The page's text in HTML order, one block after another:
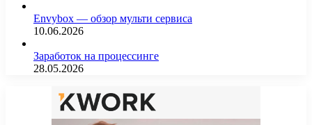
Envybox — обзор мульти сервиса
10.06.2026
Заработок на процессинге
28.05.2026